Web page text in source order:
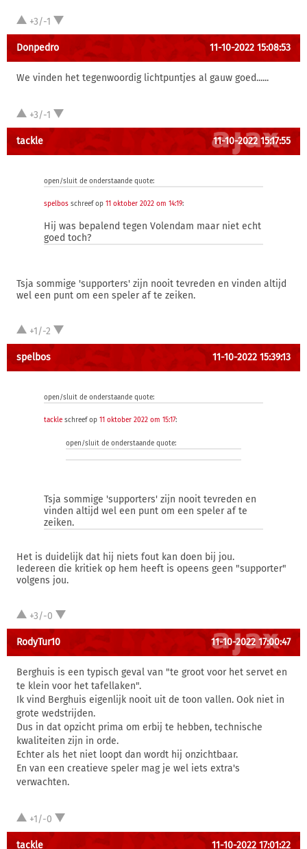
+3/-1
Donpedro 11-10-2022 15:08:53
We vinden het tegenwoordig lichtpuntjes al gauw goed......
+3/-1
tackle 11-10-2022 15:17:55
open/sluit de onderstaande quote:
spelbos schreef op 11 oktober 2022 om 14:19:
Hij was bepalend tegen Volendam maar niet echt
goed toch?
Tsja sommige 'supporters' zijn nooit tevreden en vinden altijd
wel een punt om een speler af te zeiken.
+1/-2
spelbos 11-10-2022 15:39:13
open/sluit de onderstaande quote:
tackle schreef op 11 oktober 2022 om 15:17:
open/sluit de onderstaande quote:
Tsja sommige 'supporters' zijn nooit tevreden en
vinden altijd wel een punt om een speler af te
zeiken.
Het is duidelijk dat hij niets fout kan doen bij jou.
Iedereen die kritiek op hem heeft is opeens geen "supporter"
volgens jou.
+3/-0
RodyTur10 11-10-2022 17:00:47
Berghuis is een typisch geval van "te groot voor het servet en
te klein voor het tafellaken".
Ik vind Berghuis eigenlijk nooit uit de toon vallen. Ook niet in
grote wedstrijden.
Dus in dat opzicht prima om erbij te hebben, technische
kwaliteiten zijn in orde.
Echter als het niet loopt dan wordt hij onzichtbaar.
En van een creatieve speler mag je wel iets extra's
verwachten.
+1/-0
tackle 11-10-2022 17:01:22